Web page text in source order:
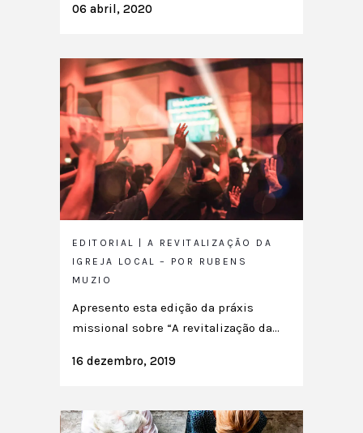
06 abril, 2020
EDITORIAL | A REVITALIZAÇÃO DA
IGREJA LOCAL – POR RUBENS
MUZIO
Apresento esta edição da práxis
missional sobre “A revitalização da...
16 dezembro, 2019